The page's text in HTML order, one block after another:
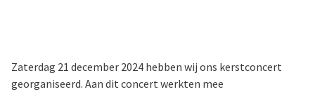
Zaterdag 21 december 2024 hebben wij ons kerstconcert
georganiseerd. Aan dit concert werkten mee